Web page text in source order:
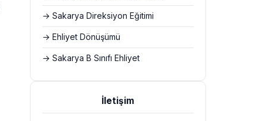
→ Sakarya Direksiyon Eğitimi
→ Ehliyet Dönüşümü
→ Sakarya B Sınıfı Ehliyet
İletişim